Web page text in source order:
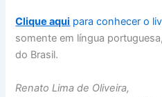
Clique aqui para conhecer o
somente em língua
do Brasil.
Renato Lima de Oliveira,